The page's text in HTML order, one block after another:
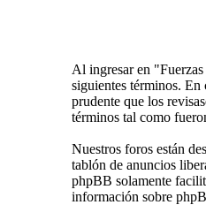
Al ingresar en
siguientes términos. En
prudente que los
términos tal como
Nuestros foros están
tablón de anuncios
phpBB solamente
información sobre